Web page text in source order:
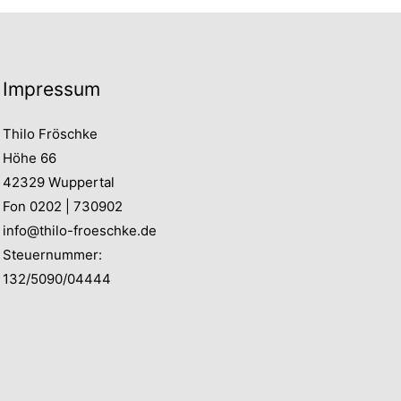
Impressum
Thilo Fröschke
Höhe 66
42329 Wuppertal
Fon 0202 | 730902
info@thilo-froeschke.de
Steuernummer:
132/5090/04444